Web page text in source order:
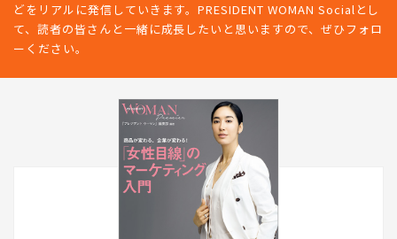
どをリアルに発信していきます。PRESIDENT WOMAN Socialとし
て、読者の皆さんと一緒に成長したいと思いますので、ぜひフォロ
ーください。